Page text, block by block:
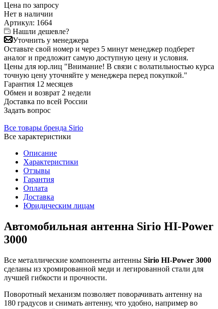
Цена по запросу
Нет в наличии
Артикул: 1664
Нашли дешевле?
Уточнить у менеджера
Оставьте свой номер и через 5 минут менеджер подберет
аналог и предложит самую доступную цену и условия.
Цены для юр.лиц "Внимание! В связи с волатильностью курса
точную цену уточняйте у менеджера перед покупкой."
Гарантия 12 месяцев
Обмен и возврат 2 недели
Доставка по всей России
Задать вопрос
Все товары бренда Sirio
Все характеристики
Описание
Характеристики
Отзывы
Гарантия
Оплата
Доставка
Юридическим лицам
Автомобильная антенна Sirio HI-Power
3000
Все металлические компоненты антенны Sirio HI-Power 3000
сделаны из хромированной меди и легированной стали для
лучшей гибкости и прочности.
Поворотный механизм позволяет поворачивать антенну на
180 градусов и снимать антенну, что удобно, например во